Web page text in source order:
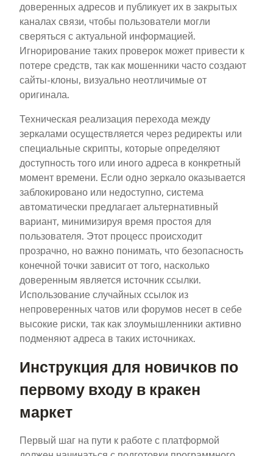
доверенных адресов и публикует их в закрытых
каналах связи, чтобы пользователи могли
сверяться с актуальной информацией.
Игнорирование таких проверок может привести к
потере средств, так как мошенники часто создают
сайты-клоны, визуально неотличимые от
оригинала.
Техническая реализация перехода между
зеркалами осуществляется через редиректы или
специальные скрипты, которые определяют
доступность того или иного адреса в конкретный
момент времени. Если одно зеркало оказывается
заблокировано или недоступно, система
автоматически предлагает альтернативный
вариант, минимизируя время простоя для
пользователя. Этот процесс происходит
прозрачно, но важно понимать, что безопасность
конечной точки зависит от того, насколько
доверенным является источник ссылки.
Использование случайных ссылок из
непроверенных чатов или форумов несет в себе
высокие риски, так как злоумышленники активно
подменяют адреса в таких источниках.
Инструкция для новичков по
первому входу в кракен
маркет
Первый шаг на пути к работе с платформой